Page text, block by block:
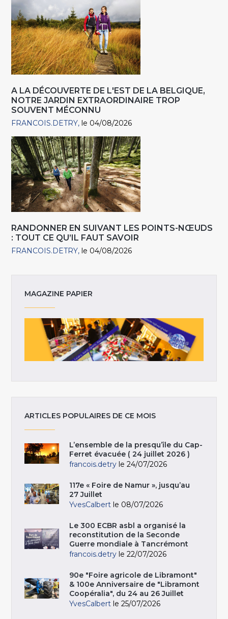
A LA DÉCOUVERTE DE L'EST DE LA BELGIQUE,
NOTRE JARDIN EXTRAORDINAIRE TROP
SOUVENT MÉCONNU
FRANCOIS.DETRY le 04/08/2026
RANDONNER EN SUIVANT LES POINTS-NŒUDS
: TOUT CE QU’IL FAUT SAVOIR
FRANCOIS.DETRY le 04/08/2026
MAGAZINE PAPIER
ARTICLES POPULAIRES DE CE MOIS
L’ensemble de la presqu’île du Cap-
Ferret évacuée ( 24 juillet 2026 )
francois.detry le 24/07/2026
117e « Foire de Namur », jusqu’au
27 Juillet
YvesCalbert le 08/07/2026
Le 300 ECBR asbl a organisé la
reconstitution de la Seconde
Guerre mondiale à Tancrémont
francois.detry le 22/07/2026
90e "Foire agricole de Libramont"
& 100e Anniversaire de "Libramont
Coopéralia", du 24 au 26 Juillet
YvesCalbert le 25/07/2026